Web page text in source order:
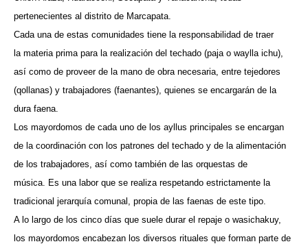
pertenecientes al distrito de Marcapata.
Cada una de estas comunidades tiene la responsabilidad de traer
la materia prima para la realización del techado (paja o waylla ichu),
así como de proveer de la mano de obra necesaria, entre tejedores
(qollanas) y trabajadores (faenantes), quienes se encargarán de la
dura faena.
Los mayordomos de cada uno de los ayllus principales se encargan
de la coordinación con los patrones del techado y de la alimentación
de los trabajadores, así como también de las orquestas de
música. Es una labor que se realiza respetando estrictamente la
tradicional jerarquía comunal, propia de las faenas de este tipo.
A lo largo de los cinco días que suele durar el repaje o wasichakuy,
los mayordomos encabezan los diversos rituales que forman parte de